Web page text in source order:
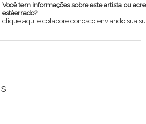
Você tem informações sobre este artista ou
estáerrado?
clique aqui e colabore conosco enviando sua